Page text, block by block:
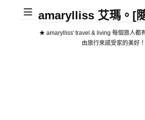
amarylliss 艾瑪。[
★ amarylliss' travel & living 每個旅人都
由旅行來感受家的美好！